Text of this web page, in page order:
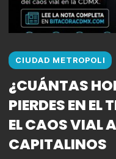
CIUDAD METROPOLI
¿CUÁNTAS
PIERDES EN
EL CAOS VIAL
CAPITALINOS